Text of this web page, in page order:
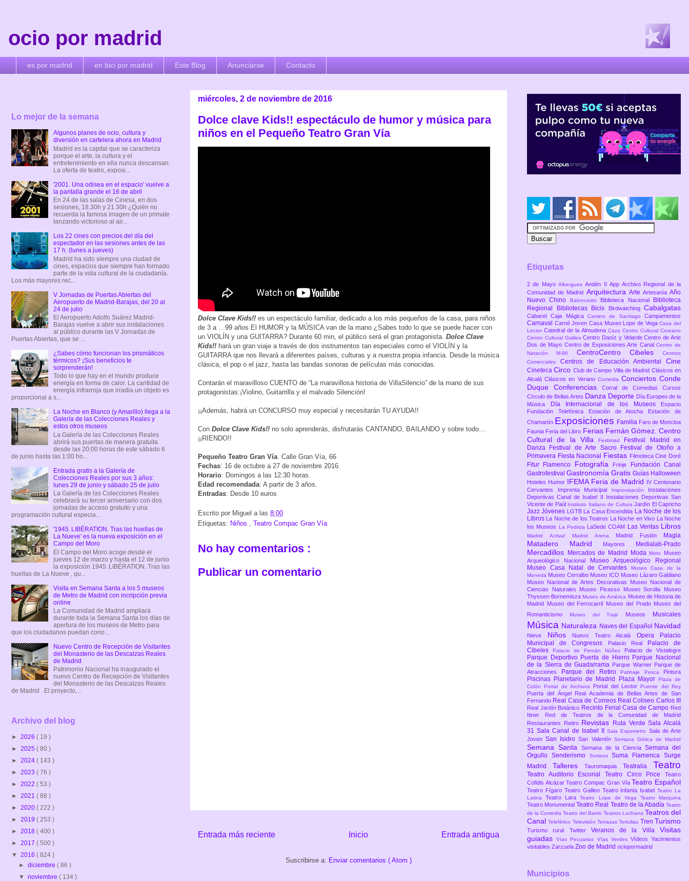
ocio por madrid
es por madrid en bici por madrid Este Blog Anunciarse Contacto
miércoles, 2 de noviembre de 2016
Dolce clave Kids!! espectáculo de humor y música para
niños en el Pequeño Teatro Gran Vía
Dolce Clave Kids!! es un espectáculo familiar, dedicado a los más pequeños de la casa, para niños
de 3 a …99 años.El HUMOR y la MÚSICA van de la mano.¿Sabes todo lo que se puede hacer con
un VIOLÍN y una GUITARRA? Durante 60 min, el público será el gran protagonista. Dolce Clave
Kids!! hará un gran viaje a través de dos instrumentos tan especiales como el VIOLÍN y la
GUITARRA que nos llevará a diferentes países, culturas y a nuestra propia infancia. Desde la música
clásica, el pop o el jazz, hasta las bandas sonoras de películas más conocidas.
Contarán el maravilloso CUENTO de “La maravillosa historia de VillaSilencio” de la mano de sus
protagonistas:¡Violino, Guitarrilla y el malvado Silención!
¡¡Además, habrá un CONCURSO muy especial y necesitarán TU AYUDA!!
Con Dolce Clave Kids!! no solo aprenderás, disfrutarás CANTANDO, BAILANDO y sobre todo…
¡¡RIENDO!!
Pequeño Teatro Gran Vía . Calle Gran Vía, 66
Fechas: 16 de octubre a 27 de noviembre 2016.
Horario: Domingos a las 12:30 horas.
Edad recomendada: A partir de 3 años.
Entradas: Desde 10 euros
Escrito por Miguel a las 8:00
Etiquetas: Niños , Teatro Compac Gran Vía
No hay comentarios :
Publicar un comentario
Entrada más reciente Entrada antigua
Inicio
Suscribirse a: Enviar comentarios ( Atom )
Lo mejor de la semana
Algunos planes de ocio, cultura y
diversión en cartelera ahora en Madrid
Madrid es la capital que se caracteriza
porque el arte, la cultura y el
entretenimiento en ella nunca descansan.
La oferta de teatro, exposi...
'2001. Una odisea en el espacio' vuelve a
la pantalla grande el 16 de abril
En 24 de las salas de Cinesa, en dos
sesiones, 18.30h y 21.30h ¿Quién no
recuerda la famosa imagen de un primate
lanzando victorioso al air...
Los 22 cines con precios del día del
espectador en las sesiones antes de las
17 h. (lunes a jueves)
Madrid ha sido siempre una ciudad de
cines, espacios que siempre han formado
parte de la vida cultural de la ciudadanía.
Los más mayores rec...
V Jornadas de Puertas Abiertas del
Aeropuerto de Madrid-Barajas, del 20 al
24 de julio
El Aeropuerto Adolfo Suárez Madrid-
Barajas vuelve a abrir sus instalaciones
al público durante las V Jornadas de
Puertas Abiertas, que se ...
¿Sabes cómo funcionan los prismáticos
térmicos? ¡Sus beneficios te
sorprenderán!
Todo lo que hay en el mundo produce
energía en forma de calor. La cantidad de
energía infrarroja que irradia un objeto es
proporcional a s...
La Noche en Blanco (y Amarillo) llega a la
Galería de las Colecciones Reales y
estos otros museos
La Galería de las Colecciones Reales
abrirá sus puertas de manera gratuita
desde las 20:00 horas de este sábado 6
de junio hasta las 1:00 ho...
Entrada gratis a la Galería de
Colecciones Reales por sus 3 años:
lunes 29 de junio y sábado 25 de julio
La Galería de las Colecciones Reales
celebrará su tercer aniversario con dos
jornadas de acceso gratuito y una
programación cultural especia...
'1945. LIBÉRATION. Tras las huellas de
La Nueve' es la nueva exposición en el
Campo del Moro
El Campo del Moro acoge desde el
jueves 12 de marzo y hasta el 12 de junio
la exposición 1945. LIBÉRATION. Tras las
huellas de La Nueve , qu...
Visita en Semana Santa a los 5 museos
de Metro de Madrid con incripción previa
online
La Comunidad de Madrid ampliará
durante toda la Semana Santa los días de
apertura de los museos de Metro para
que los ciudadanos puedan cono...
Nuevo Centro de Recepción de Visitantes
del Monasterio de las Descalzas Reales
de Madrid
Patrimonio Nacional ha inaugurado el
nuevo Centro de Recepción de Visitantes
del Monasterio de las Descalzas Reales
de Madrid . El proyecto,...
Archivo del blog
► 2026 ( 19 )
► 2025 ( 80 )
► 2024 ( 143 )
► 2023 ( 76 )
► 2022 ( 53 )
► 2021 ( 88 )
► 2020 ( 222 )
► 2019 ( 253 )
► 2018 ( 400 )
► 2017 ( 500 )
▼ 2016 ( 824 )
►diciembre( 86 )
▼noviembre( 134 )
Etiquetas
2 de Mayo AlberguesAndén 0 AppArchivo Regional de la
Comunidad de Madrid Arquitectura Arte ArtesaníaAño
Nuevo Chino
Baloncesto Biblioteca Nacional
Biblioteca
Regional
Bibliotecas Bicis Birdwatching Cabalgatas
CabaretCaja MágicaCamino de SantiagoCampamentos
Carnaval Carné JovenCasa Museo Lope de VegaCasa del
LectorCatedral de la Almudena Caza Centro Cultural Coreano
Centro Cultural GalileoCentro Daoíz y VelardeCentro de Arte
Dos de Mayo Centro de Exposiciones Arte CanalCentro de
Natación M-86 CentroCentro Cibeles
Centros
ComercialesCentros de Educación AmbientalCine
CinetecaCirco Club de Campo Villa de Madrid Clásicos en
AlcaláClásicos en Verano Comedia ConciertosConde
Duque Conferencias Corral de Comedias Cursos
Círculo de Bellas Artes Danza Deporte Día Europeo de la
Música
Día Internacional de los Museos
Espacio
Fundación Telefónica
Estación de Atocha
Estación de
Chamartín Exposiciones Familia Faro de Moncloa
Faunia Feria del Libro Ferias Fernán Gómez. Centro
Cultural de la VillaFestimad
Festival Madrid en
Danza
Festival de Arte Sacro
Festival de Otoño a
Primavera Fiesta Nacional Fiestas Filmoteca Cine Doré
Fitur Flamenco Fotografía Frinje
Fundación Canal
Gastrofestival Gastronomía Gratis Guías Halloween
Hoteles Humor IFEMA Feria de Madrid
IV Centenario
Cervantes
Imprenta Municipal Improvisación
Instalaciones
Deportivas Canal de Isabel II
Instalaciones Deportivas San
Vicente de Paúl
Instituto Italiano de CulturaJardín El Capricho
JazzJóvenes LGTB La Casa Encendida La Noche de los
Libros
La Noche de los Teatros La Noche en Vivo
La Noche
los Museos
La Pedriza LaSede COAM Las Ventas Libros
Madrid Activa! Madrid Arena Madrid Fusión Magia
Matadero Madrid Mayores Medialab-Prado
Mercadillos Mercados de Madrid ModaMoto Museo
Arqueológico Nacional
Museo Arqueológico Regional
Museo Casa Natal de Cervantes
Museo Casa de la
Moneda Museo Cerralbo Museo ICO Museo Lázaro Galdiano
Museo Nacional de Artes Decorativas Museo Nacional de
Ciencias Naturales Museo Picasso Museo Sorolla Museo
Thyssen-BornemiszaMuseo de América Museo de Historia de
Madrid
Museo del Ferrocarril Museo del Prado Museo del
Romanticismo
Museo del Traje Museos Musicales
Música Naturaleza Naves del Español Navidad
Nieve Niños Nuevo Teatro Alcalá Opera
Palacio
Municipal de Congresos
Palacio Real
Palacio de
Cibeles
Palacio de Fernán Núñez Palacio de Vistalegre
Parque Deportivo Puerta de Hierro Parque Nacional
de la Sierra de Guadarrama Parque Warner Parque de
Atracciones
Parque del Retiro Patinaje Pesca Pintura
Piscinas Planetario de Madrid Plaza Mayor
Plaza de
Colón Portal de Archivos Portal del LectorPuente del Rey
Puerta del Ángel
Real Academia de Bellas Artes de San
Fernando Real Casa de Correos Real Coliseo Carlos III
Real Jardín Botánico Recinto Ferial Casa de Campo Red
Itiner
Red de Teatros de la Comunidad de Madrid
Restaurantes
Retiro Revistas Ruta VerdeSala Alcalá
31Sala Canal de Isabel IISala Expometro Sala de Arte
JovenSan IsidroSan Valentín Semana Gótica de Madrid
Semana Santa Semana de la Ciencia Semana del
Orgullo Senderismo SorteosSuma FlamencaSurge
Madrid Talleres Tauromaquia Teatralia Teatro
Teatro Auditorio Escorial Teatro Circo Price Teatro
Cofidis AlcázarTeatro Compac Gran Vía Teatro Español
Teatro Fígaro Teatro Galileo Teatro Infanta IsabelTeatro La
Latina Teatro LaraTeatro Lope de Vega Teatro Marquina
Teatro Monumental Teatro Real Teatro de la Abadía Teatro
de la Comedia Teatro del Barrio Teatros Luchana Teatros del
CanalTeleférico TelevisiónTerrazasTertulias Tren Turismo
Turismo rural Twitter Veranos de la VillaVisitas
guiadasVías Pecuarias Vías Verdes VídeosYacimientos
visitables Zarzuela Zoo de Madrid ociopormadrid
Municipios